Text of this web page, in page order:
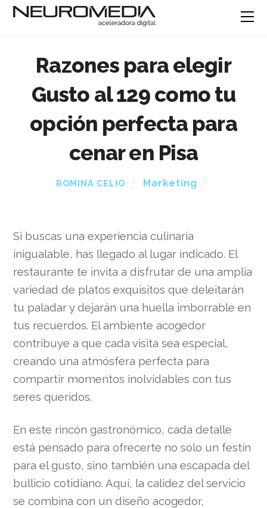
Razones para elegir
Gusto al 129 como tu
opción perfecta para
cenar en Pisa
ROMINA CELIO Marketing
Si buscas una experiencia culinaria
inigualable, has llegado al lugar indicado. El
restaurante te invita a disfrutar de una amplia
variedad de platos exquisitos que deleitarán
tu paladar y dejarán una huella imborrable en
tus recuerdos. El ambiente acogedor
contribuye a que cada visita sea especial,
creando una atmósfera perfecta para
compartir momentos inolvidables con tus
seres queridos.
En este rincón gastronómico, cada detalle
está pensado para ofrecerte no solo un festín
para el gusto, sino también una escapada del
bullicio cotidiano. Aquí, la calidez del servicio
se combina con un diseño acogedor,